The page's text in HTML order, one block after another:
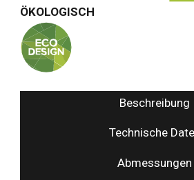
ÖKOLOGISCH
Beschreibung
Technische
Abmessungen